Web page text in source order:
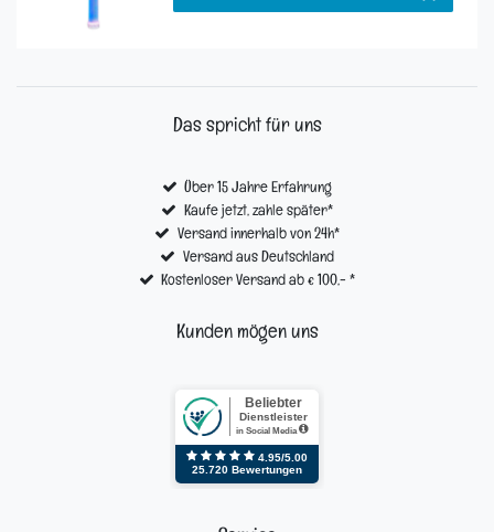
Das spricht für uns
Über 15 Jahre Erfahrung
Kaufe jetzt, zahle später*
Versand innerhalb von 24h*
Versand aus Deutschland
Kostenloser Versand ab € 100,- *
Kunden mögen uns